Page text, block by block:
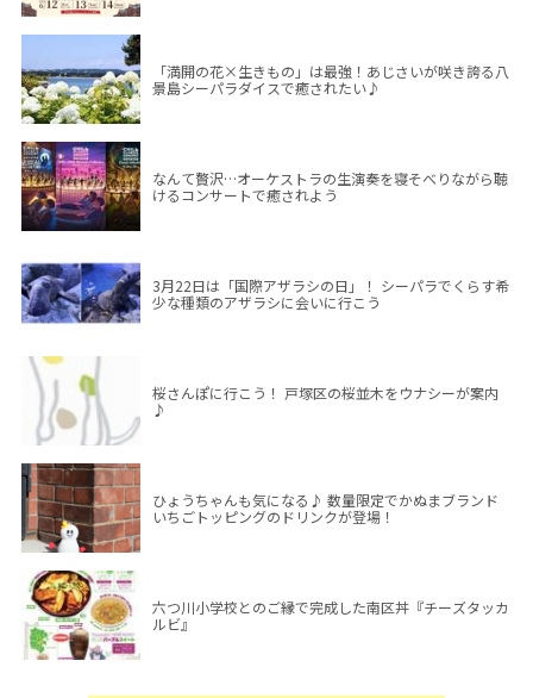
「満開の花×生きもの」は最強！あじさいが咲き誇る八
景島シーパラダイスで癒されたい♪
なんて贅沢…オーケストラの生演奏を寝そべりながら聴
けるコンサートで癒されよう
3月22日は「国際アザラシの日」！ シーパラでくらす希
少な種類のアザラシに会いに行こう
桜さんぽに行こう！ 戸塚区の桜並木をウナシーが案内
♪
ひょうちゃんも気になる♪ 数量限定でかぬまブランド
いちごトッピングのドリンクが登場！
六つ川小学校とのご縁で完成した南区丼『チーズタッカ
ルビ』